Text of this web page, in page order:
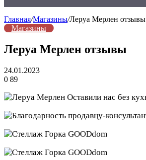
Главная/Магазины/Леруа Мерлен отзывы
Магазины
Леруа Мерлен отзывы
24.01.2023
0 89